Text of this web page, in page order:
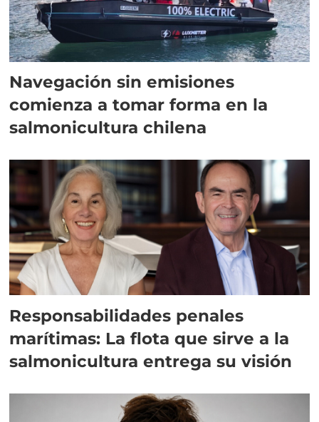
Navegación sin emisiones
comienza a tomar forma en la
salmonicultura chilena
Responsabilidades penales
marítimas: La flota que sirve a la
salmonicultura entrega su visión